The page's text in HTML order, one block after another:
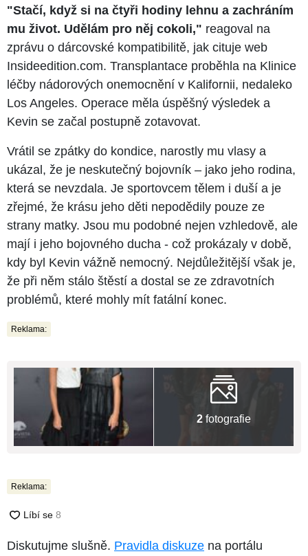
"Stačí, když si na čtyři hodiny lehnu a zachráním
mu život. Udělám pro něj cokoli," reagoval na
zprávu o dárcovské kompatibilitě, jak cituje web
Insideedition.com. Transplantace proběhla na Klinice
léčby nádorových onemocnění v Kalifornii, nedaleko
Los Angeles. Operace měla úspěšný výsledek a
Kevin se začal postupně zotavovat.
Vrátil se zpátky do kondice, narostly mu vlasy a
ukázal, že je neskutečný bojovník – jako jeho rodina,
která se nevzdala. Je sportovcem tělem i duší a je
zřejmé, že krásu jeho děti nepodědily pouze ze
strany matky. Jsou mu podobné nejen vzhledově, ale
mají i jeho bojovného ducha - což prokázaly v době,
kdy byl Kevin vážně nemocný. Nejdůležitější však je,
že při něm stálo štěstí a dostal se ze zdravotních
problémů, které mohly mít fatální konec.
Reklama:
2 fotografie
Reklama:
Diskutujme slušně. Pravidla diskuze na portálu